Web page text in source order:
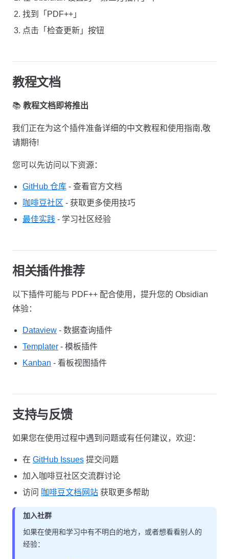
找到「PDF++」
点击「检查更新」按钮
教程文档
📚 教程文档即将推出
我们正在为这个插件准备详细的中文教程和使用指南,敬
请期待!
您可以先访问以下资源：
GitHub 仓库 - 查看官方文档
咖啡豆社区 - 获取更多使用技巧
最佳实践 - 学习社区经验
相关插件推荐
以下插件可能与 PDF++ 配合使用，提升您的 Obsidian
体验：
Dataview - 数据查询插件
Templater - 模板插件
Kanban - 看板视图插件
支持与反馈
如果您在使用过程中遇到问题或有任何建议，欢迎：
在 GitHub Issues 提交问题
加入咖啡豆社区交流群讨论
访问 咖啡豆文档网站 获取更多帮助
加入社群
如果在使用和学习中有不明白的地方，或者想看看别人的
经验：